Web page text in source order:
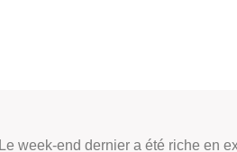
Le week-end dernier a été riche en